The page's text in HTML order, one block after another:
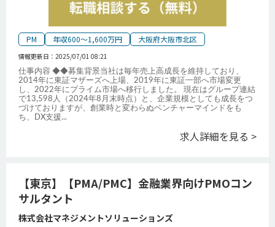
PM 年収600～1,600万円 大阪府大阪市北区
情報更新日： 2025/07/01 08:21
仕事内容 ◆◆募集背景当社は毎年売上高成長を維持しており、
2014年に東証マザーズへ上場、2019年に東証一部へ市場変更
し、2022年にプライム市場へ移行しました。 現在はグループ連結
で13,598人（2024年8月末時点）と、企業規模としても成長をつ
づけておりますが、創業時と変わらぬベンチャーマインドをも
ち、DX支援...
求人詳細を見る >
【東京】【PMA/PMC】金融業界向けPMOコン
サルタント
株式会社マネジメントソリューションズ